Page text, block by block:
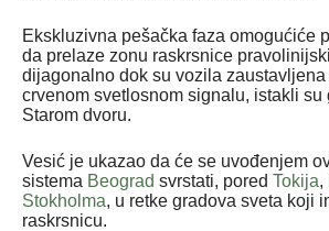
Ekskluzivna pešačka faza omogućiće
da prelaze zonu raskrsnice
dijagonalno dok su vozila zaustavljena
crvenom svetlosnom signalu, istakli su
Starom dvoru.
Vesić je ukazao da će se uvođenjem
sistema Beograd svrstati, pored Tokija,
Stokholma, u retke gradova sveta koji
raskrsnicu.